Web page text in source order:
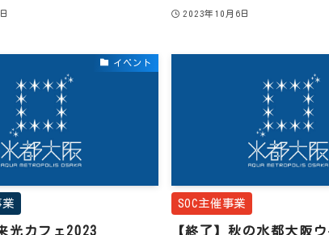
2023年10月6日
イベント
光カフェ2023
SOC主催事業
【終了】秋の水都大阪